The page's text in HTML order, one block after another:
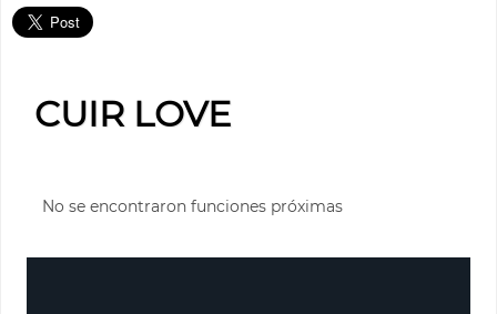
CUIR LOVE
No se encontraron funciones próximas